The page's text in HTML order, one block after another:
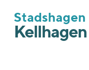
Stadshagen
Kellhagen